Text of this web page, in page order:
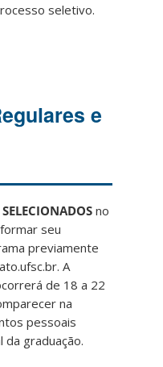
seletivo.
e
SELECIONADOS no
seu
previamente
A
de 18 a 22
na
pessoais
da graduação.